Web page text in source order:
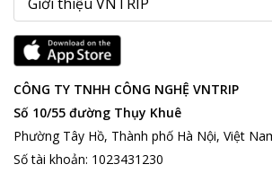
CÔNG TY TNHH CÔNG NGHỆ VNTRIP
Số 10/55 đường Thụy Khuê
Phường Tây Hồ, Thành phố Hà Nội, Việt
Số tài khoản: 1023431230